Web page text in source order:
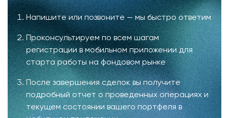
Напишите или позвоните — мы быстро ответим
Проконсультируем по всем шагам
регистрации в мобильном приложении для
старта работы на фондовом рынке
После завершения сделок вы получите
подробный отчет о проведенных операциях и
текущем состоянии вашего портфеля в